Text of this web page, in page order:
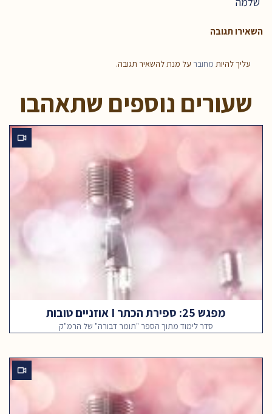
השאירו תגובה
עליך להיות מחובר על מנת להשאיר תגובה.
שעורים נוספים שתאהבו
מפגש 25: ספירת הכתר I אוזניים טובות
סדר לימוד מתוך הספר "תומר דבורה" של הרמ"ק